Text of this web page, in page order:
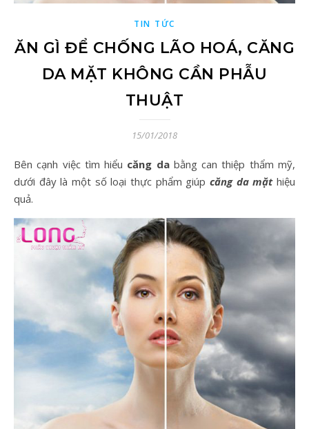
TIN TỨC
ĂN GÌ ĐỂ CHỐNG LÃO HOÁ, CĂNG
DA MẶT KHÔNG CẦN PHẪU
THUẬT
15/01/2018
Bên cạnh việc tìm hiểu căng dabằng can thiệp thẩm mỹ,
dưới đây là một số loại thực phẩm giúp căng da mặt hiệu
quả.